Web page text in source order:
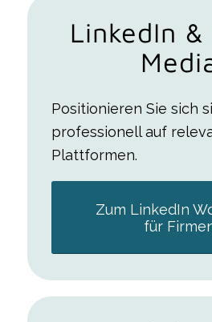
LinkedIn &
Positionieren Sie sich
professionell auf
Plattformen.
Zum LinkedIn
für